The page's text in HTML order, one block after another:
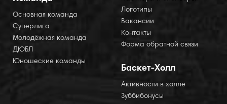
Основная команда
Суперлига
Молодёжная команда
ДЮБЛ
Юношеские команды
Логотипы
Вакансии
Контакты
Форма обратной связи
Баскет-Холл
Активности в холле
Зуббибонусы